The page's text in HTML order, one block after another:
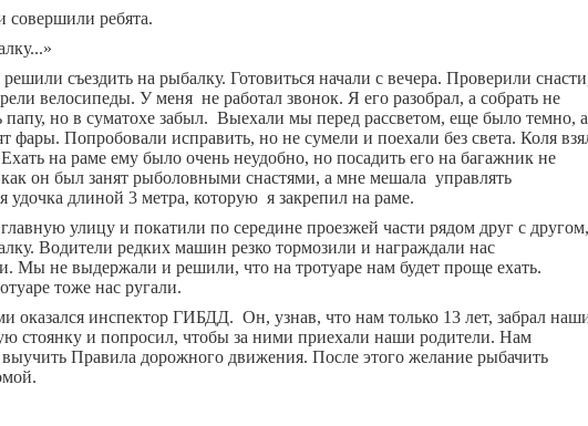
совершили ребята.
съездить на рыбалку. Готовиться начали с вечера. Проверили
велосипеды. У меня не работал звонок. Я его разобрал, а собрать не
папу, но в суматохе забыл. Выехали мы перед рассветом, еще было темно, а
фары. Попробовали исправить, но не сумели и поехали без света. Коля
Ехать на раме ему было очень неудобно, но посадить его на багажник не
он был занят рыболовными снастями, а мне мешала управлять
удочка длиной 3 метра, которую я закрепил на раме.
улицу и покатили по середине проезжей части рядом друг с другом,
Водители редких машин резко тормозили и награждали нас
Мы не выдержали и решили, что на тротуаре нам будет проще ехать.
тоже нас ругали.
инспектор ГИБДД. Он, узнав, что нам только 13 лет, забрал
стоянку и попросил, чтобы за ними приехали наши родители. Нам
выучить Правила дорожного движения. После этого желание рыбачить